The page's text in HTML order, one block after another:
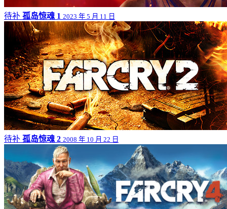
待补 孤岛惊魂 1 2023 年 5 月 11 日
待补 孤岛惊魂 2 2008 年 10 月 22 日